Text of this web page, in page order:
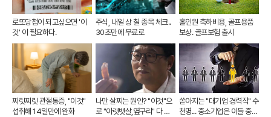
로또당첨이 되고싶으면 '이
것' 이 필요하다.
주식, 내일 상 칠 종목 체크..
30초만에 무료로
홀인원 축하비용, 골프용품
보상. 골프보험 출시
찌릿찌릿 관절통증, "이것"
섭취해 14일만에 완화
나만 살찌는 원인? "이것"으
로 "아랫뱃살,옆구리" 다 빠
쏟아지는 "대기업 경력직" 수
천명... 중소기업은 이들 중